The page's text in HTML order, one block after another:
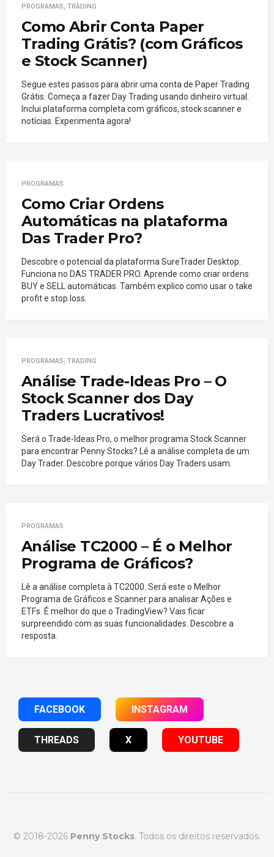
PROGRAMAS, TRADING
Como Abrir Conta Paper
Trading Grátis? (com Gráficos
e Stock Scanner)
Segue estes passos para abrir uma conta de Paper Trading
Grátis. Começa a fazer Day Trading usando dinheiro virtual.
Inclui plataforma completa com gráficos, stock scanner e
notícias. Experimenta agora!
PROGRAMAS
Como Criar Ordens
Automáticas na plataforma
Das Trader Pro?
Descobre o potencial da plataforma SureTrader Desktop.
Funciona no DAS TRADER PRO. Aprende como criar ordens
BUY e SELL automáticas. Também explico como usar o take
profit e stop loss.
PROGRAMAS, TRADING
Análise Trade-Ideas Pro – O
Stock Scanner dos Day
Traders Lucrativos!
Será o Trade-Ideas Pro, o melhor programa Stock Scanner
para encontrar Penny Stocks? Lê a análise completa de um
Day Trader. Descobre porque vários Day Traders usam.
PROGRAMAS
Análise TC2000 – É o Melhor
Programa de Gráficos?
Lê a análise completa à TC2000. Será este o Melhor
Programa de Gráficos e Scanner para analisar Ações e
ETFs. É melhor do que o TradingView? Vais ficar
surpreendido com as suas funcionalidades. Descobre a
resposta.
FACEBOOK INSTAGRAM
THREADS X YOUTUBE
© 2018-2026 Penny Stocks. Todos os direitos reservados.